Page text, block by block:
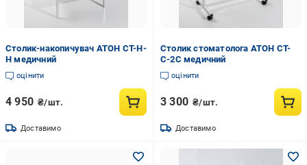
Столик-накопичувач АТОН СТ-Н-
Н медичний
оцінити
4 950 ₴/шт.
Доставимо
Столик стоматолога АТОН СТ-
С-2С медичний
оцінити
3 300 ₴/шт.
Доставимо